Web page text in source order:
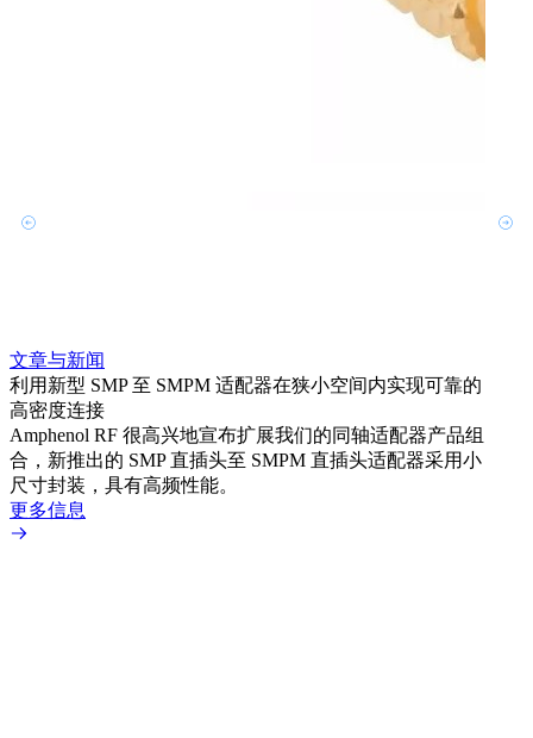
文章与新闻
利用新型 SMP 至 SMPM 适配器在狭小空间内实现可靠的
高密度连接
Amphenol RF 很高兴地宣布扩展我们的同轴适配器产品组
合，新推出的 SMP 直插头至 SMPM 直插头适配器采用小
尺寸封装，具有高频性能。
更多信息